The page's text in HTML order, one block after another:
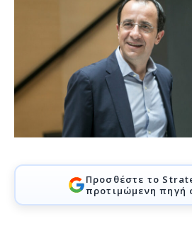
Προσθέστε το
προτιμώμενη πηγή